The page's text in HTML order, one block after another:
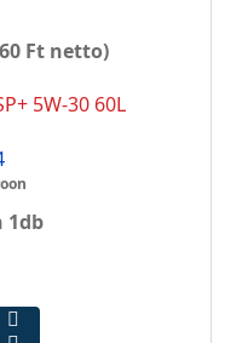
Ft netto)
5W-30 60L
1db